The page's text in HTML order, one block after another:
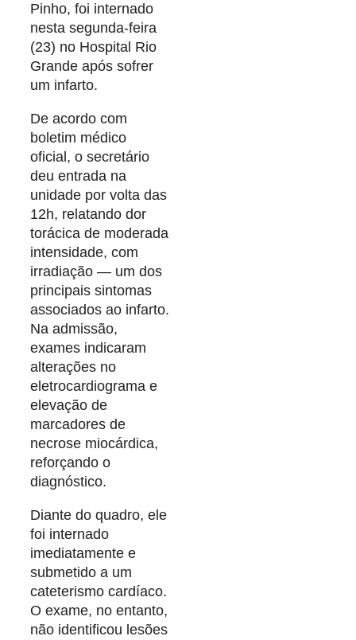
Pinho, foi internado
nesta segunda-feira
(23) no Hospital Rio
Grande após sofrer
um infarto.
De acordo com
boletim médico
oficial, o secretário
deu entrada na
unidade por volta das
12h, relatando dor
torácica de moderada
intensidade, com
irradiação — um dos
principais sintomas
associados ao infarto.
Na admissão,
exames indicaram
alterações no
eletrocardiograma e
elevação de
marcadores de
necrose miocárdica,
reforçando o
diagnóstico.
Diante do quadro, ele
foi internado
imediatamente e
submetido a um
cateterismo cardíaco.
O exame, no entanto,
não identificou lesões